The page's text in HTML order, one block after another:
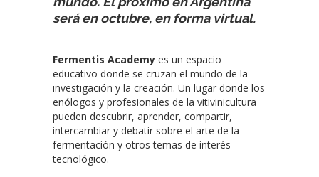
será en octubre, en forma virtual.
Fermentis Academy es un espacio
educativo donde se cruzan el mundo de la
investigación y la creación. Un lugar donde los
enólogos y profesionales de la vitivinicultura
pueden descubrir, aprender, compartir,
intercambiar y debatir sobre el arte de la
fermentación y otros temas de interés
tecnológico.